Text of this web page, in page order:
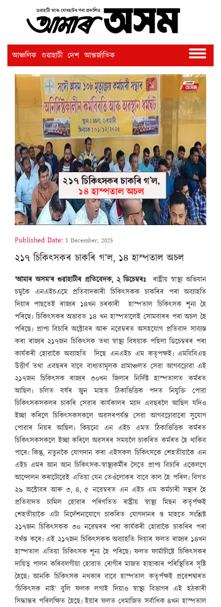
আঞ্চলিক গুৱাহাটী দেশ আন্তৰ্জাতিক
Published Date: 3 December, 2025
২১৭ চিকিৎসকৰ চাকৰি গ’ল, ১৪ হাস্পতাল অচল
‘আমাৰ অসম’ৰ গুৱাহাটীৰ প্ৰতিবেদক, ২ ডিচেম্বৰঃ ৰাষ্ট্ৰীয় স্বাস্থ্য অভিযান
চমুকৈ এনএইচএমে প্ৰতিবাদকাৰী চিকিৎসকক চাকৰিৰ পৰা অব্যাহতি
দিয়াৰ পাছতেই ৰাজ্যৰ ১৪খন চৰকাৰী হাস্পতাল চিকিৎসক শূন্য হৈ
পৰিছে৷ চিকিৎসকৰ অভাৱত ১৪ খন হাস্পতালেই সোমবাৰৰ পৰা অচল হৈ
পৰিছে৷ প্ৰাপ্য বিচাৰি অক্টোবৰ আৰু নৱেম্বৰত অসহযোগ প্ৰতিবাদ সাব্যস্ত
কৰা ৰাজ্যৰ ২১৭জন চিকিৎসক তথা স্বাস্থ্য বিষয়াক পহিলা ডিচেম্বৰৰ পৰা
কাৰ্যকৰী হোৱাকৈ অব্যাহতি দিছে এনএইচ এম কতৃপক্ষই৷ এমবিবিএছ
উত্তীৰ্ণ তথা এবছৰৰ বাবে বাধ্যতামূলক গ্ৰামাঞ্চলত সেৱা আগবঢ়োৱা এই
২১৭জন চিকিৎসক ৰাজ্যৰ ৩০খন জিলাৰ নিৰ্দিষ্ট হাস্পতালত কৰ্মৰত
আছিল৷ চলিত বৰ্ষৰ জুন মাহত ঠিকাভিত্তিক পদত নিযুক্তি পোৱা
চিকিৎসকসকলৰ চাকৰি সেৱাৰ কাৰ্যকালৰ ম্যাদ এবছৰলৈ আছিল যদিও
ইচ্ছা কৰিলে চিকিৎসকসকলে অৱসৰপৰ্যন্ত সেৱা আগবঢ়োৱাৰো সুযোগ
পোৱাৰ নিয়ৰ আছিল৷ কিয়নো এন এইচ এমত ঠিকাভিত্তিক কৰ্মৰত
চিকিৎসকসকলে ইচ্ছা কৰিলে অৱসৰৰ সময়লৈ চাকৰিত কৰ্মৰত হৈ থাকিব
পাৰে৷ কিন্তু, নতুনকৈ যোগদান কৰা এইসকল চিকিৎসকে শেহতীয়াকৈ এন
এইচ এমৰ আন আন চিকিৎসক-স্বাস্থ্যকৰ্মীৰ সৈতে প্ৰাপ্য বিচাৰি একেলগে
আন্দোলন কৰাটোৱেই এতিয়া যেন তেওঁলোকৰ বাবে কাল হৈ পৰিল৷ বিগত
২৯ অক্টোবৰ আৰু ৩, ৪, ৫ নৱেম্বৰত এন এইচ এম কৰ্মচাৰী সন্থাৰ হৈ
প্ৰতিবাদত চামিল হোৱাৰ পৰিণতিত ৰাষ্ট্ৰীয় স্বাস্থ্য মিছন কতৃৰ্পক্ষই
শেহতীয়াকৈ এটা নিৰ্দেশনাযোগে চাকৰিত যোগদানৰ প্ত মাহতে সংশ্লিষ্ট
২১৭জন চিকিৎসকক ৩০ নৱেম্বৰৰ পৰা কাৰ্যকৰী হোৱাকৈ চাকৰিৰ পৰা
বৰ্খস্ত কৰে৷ এই ২১৭জন চিকিৎসকক অব্যাহতি দিয়াৰ ফলত ৰাজ্যৰ ১৪খন
হাস্পতাল এতিয়া চিকিৎসক শূন্য হৈ পৰিছে৷ ফলত ফাৰ্মাচীষ্টে চিকিৎসকৰ
দায়িত্ব পালন কৰিবলগীয়া হোৱাত ৰোগীৰ মাজত হাহাকাৰ পৰিস্থিতিৰ সৃষ্টি
হৈছে৷ আনকি চিকিৎসক নথকাৰ বাবে হাস্পতাল কতৃৰ্পক্ষই প্ৰৱেশদ্বাৰত
‘চিকিৎসক নাই’ বুলি ফলক লগাই দিয়াও স্বাস্থ্য বিভাগৰ এই হঠকাৰী
সিদ্ধান্তৰ পৰিলক্ষিত হৈছে৷ ইয়াৰ ফলত ধেমাজিত সৰ্বাধিক ৪খন হাস্পতাল